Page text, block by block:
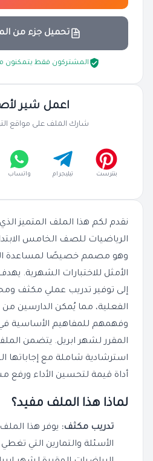
نقدم لكم هذا الملف المتميز
وهو مصمم خصيصًا لمساعدة
الأمثل للاختبارات الشهرية.
إلى توفير تدريب عملي مكثف
الفعلية، مما يُمكن الدارسين
وفهمهم للمفاهيم الأساسية
المقرر لشهر ابريل. يتضمن
استرشادية شاملة مع إجاباتها
أداة قيمة لتحسين الأداء ورفع
لماذا هذا الملف مفيد؟
تدريب مكثف: يوفر هذا
الأسئلة والتمارين التي
تحميل جزء من
المشتركون فقط يتمكنون
اعمل شير
شارك الملف على مواقع
بنترست تيليجرام واتساب